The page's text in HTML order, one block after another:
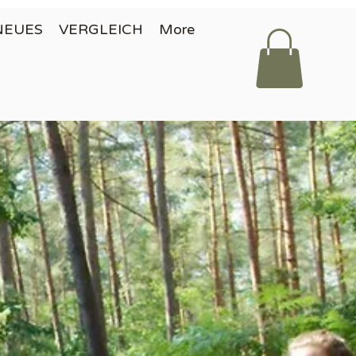
VERGLEICH More